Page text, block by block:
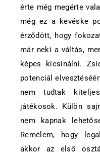
érte még megérte
még ez a kevéske
érződött, hogy
már neki a váltás,
képes kicsinálni.
potenciál
nem tudtak
játékosok. Külön
nem kapnak
Remélem, hogy
akkor az első